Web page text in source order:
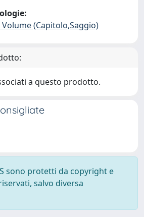
(Capitolo,Saggio)
a questo prodotto.
sono protetti da copyright e
salvo diversa